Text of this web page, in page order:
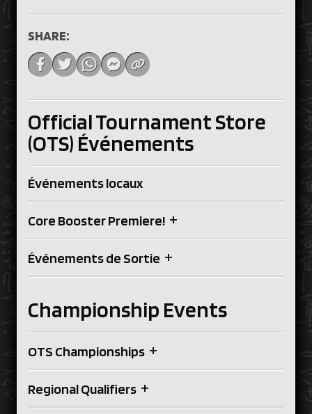
Official Tournament Store
(OTS) Événements
Événements locaux
Core Booster Premiere! +
Événements de Sortie +
Championship Events
OTS Championships +
Regional Qualifiers +
SHARE: